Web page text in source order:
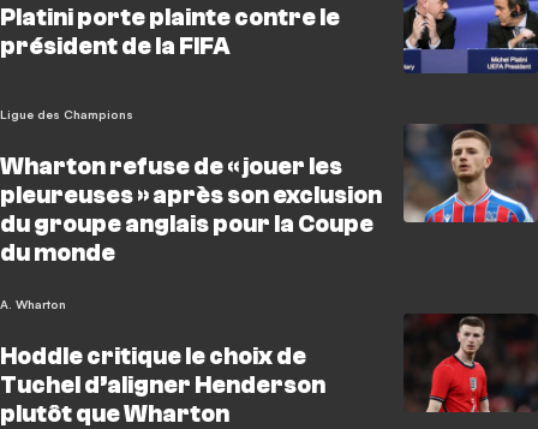
Platini porte plainte contre le
président de la FIFA
Ligue des Champions
Wharton refuse de « jouer les
pleureuses » après son exclusion
du groupe anglais pour la Coupe
du monde
A. Wharton
Hoddle critique le choix de
Tuchel d’aligner Henderson
plutôt que Wharton